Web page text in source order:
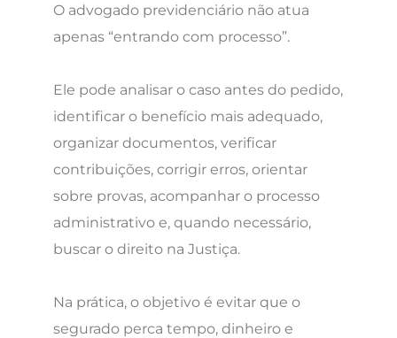
O advogado previdenciário não atua
apenas “entrando com processo”.
Ele pode analisar o caso antes do pedido,
identificar o benefício mais adequado,
organizar documentos, verificar
contribuições, corrigir erros, orientar
sobre provas, acompanhar o processo
administrativo e, quando necessário,
buscar o direito na Justiça.
Na prática, o objetivo é evitar que o
segurado perca tempo, dinheiro e